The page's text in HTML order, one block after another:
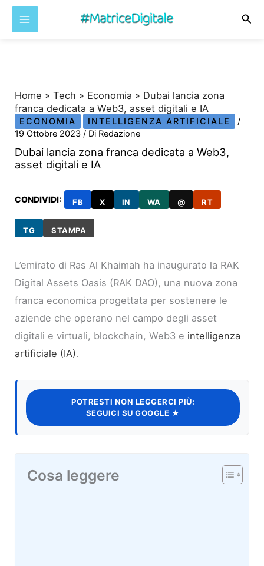
Home »Tech » Economia » Dubai lancia zona
franca dedicata a Web3, asset digitali e IA
ECONOMIA INTELLIGENZA ARTIFICIALE
/
19 Ottobre 2023/ Di Redazione
Dubai lancia zona franca dedicata a Web3,
asset digitali e IA
CONDIVIDI: FB X IN WA @ RT
TG STAMPA
L’emirato di Ras Al Khaimah ha inaugurato la RAK
Digital Assets Oasis (RAK DAO), una nuova zona
franca economica progettata per sostenere le
aziende che operano nel campo degli asset
digitali e virtuali, blockchain, Web3 e intelligenza
artificiale (IA).
POTRESTI NON LEGGERCI PIÙ:
SEGUICI SU GOOGLE ★
Cosa leggere